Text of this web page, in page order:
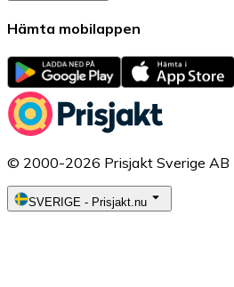
Hämta mobilappen
© 2000-2026 Prisjakt Sverige AB
SVERIGE - Prisjakt.nu